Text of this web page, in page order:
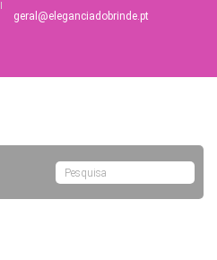
geral@eleganciadobrinde.pt